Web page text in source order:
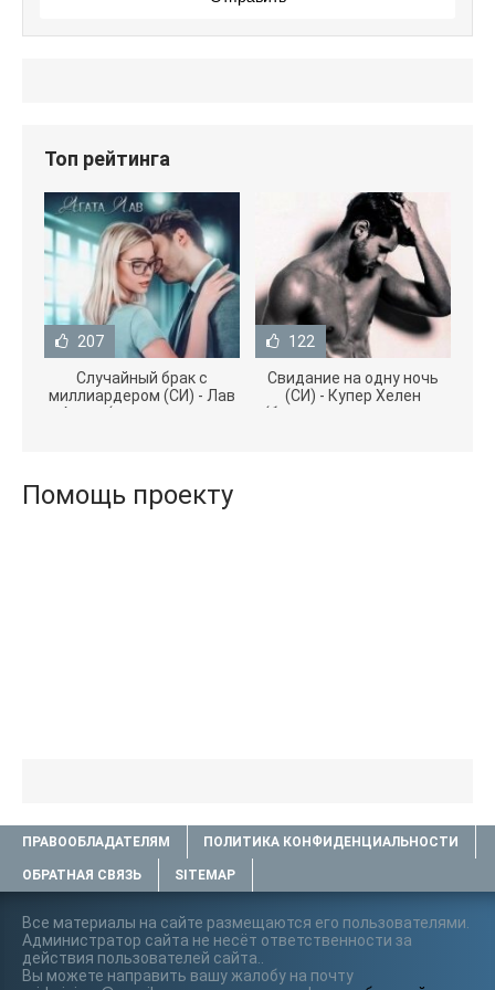
Топ рейтинга
207
Случайный брак с
миллиардером (СИ) - Лав
Агата (полная версия
122
Свидание на одну ночь
(СИ) - Купер Хелен
(бесплатные серии книг
Помощь проекту
ПРАВООБЛАДАТЕЛЯМ ПОЛИТИКА КОНФИДЕНЦИАЛЬНОСТИ
ОБРАТНАЯ СВЯЗЬ SITEMAP
Все материалы на сайте размещаются его пользователями.
Администратор сайта не несёт ответственности за
действия пользователей сайта..
Вы можете направить вашу жалобу на почту